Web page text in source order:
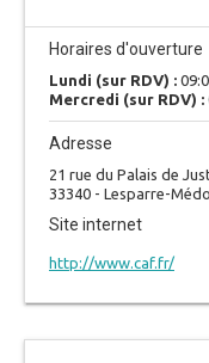
Horaires d'ouverture
Lundi (sur RDV) :
Mercredi (sur RDV) :
Adresse
21 rue du Palais de
33340 - Lesparre-
Site internet
http://www.caf.fr/